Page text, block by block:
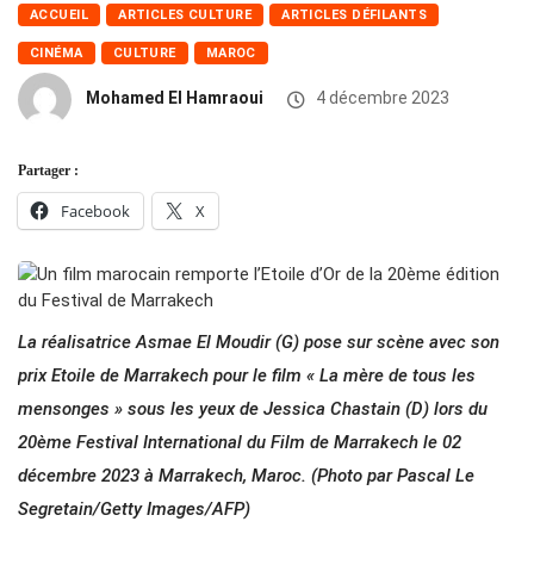
ACCUEIL ARTICLES CULTURE ARTICLES DÉFILANTS
CINÉMA CULTURE MAROC
Mohamed El Hamraoui 4 décembre 2023
Partager :
Facebook X
La réalisatrice Asmae El Moudir (G) pose sur scène avec son
prix Etoile de Marrakech pour le film « La mère de tous les
mensonges » sous les yeux de Jessica Chastain (D) lors du
20ème Festival International du Film de Marrakech le 02
décembre 2023 à Marrakech, Maroc. (Photo par Pascal Le
Segretain/Getty Images/AFP)